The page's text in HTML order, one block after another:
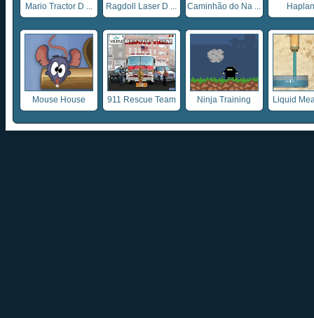
Mario Tractor D ... Ragdoll Laser D ... Caminhão do Na ...
Mouse House 911 Rescue Team Ninja Training Liquid